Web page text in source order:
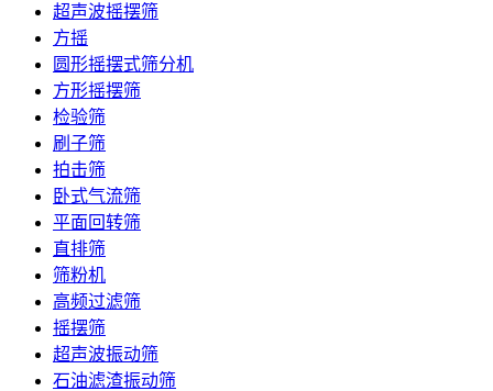
超声波摇摆筛
方摇
圆形摇摆式筛分机
方形摇摆筛
检验筛
刷子筛
拍击筛
卧式气流筛
平面回转筛
直排筛
筛粉机
高频过滤筛
摇摆筛
超声波振动筛
石油滤渣振动筛